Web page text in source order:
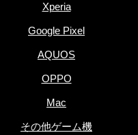
Xperia
Google Pixel
AQUOS
OPPO
Mac
その他ゲーム機